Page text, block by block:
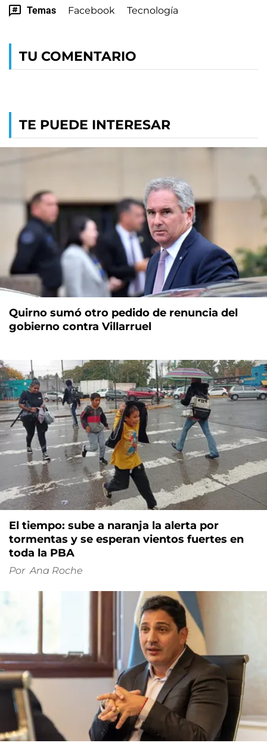
Temas Facebook Tecnología
TU COMENTARIO
TE PUEDE INTERESAR
Quirno sumó otro pedido de renuncia del
gobierno contra Villarruel
El tiempo: sube a naranja la alerta por
tormentas y se esperan vientos fuertes en
toda la PBA
Por Ana Roche